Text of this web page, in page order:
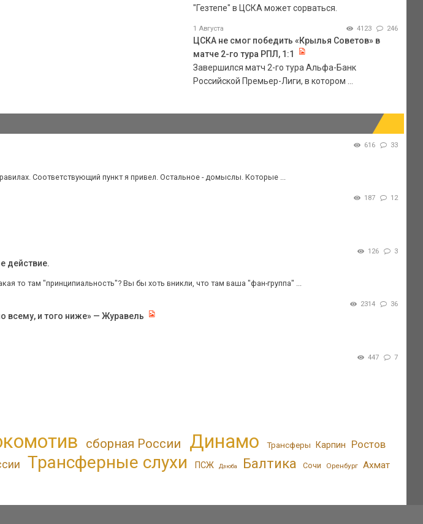
"Гезтепе" в ЦСКА может сорваться.
1 Августа 4123 246
ЦСКА не смог победить «Крылья Советов» в
матче 2-го тура РПЛ, 1:1
Завершился матч 2-го тура Альфа-Банк
Российской Премьер-Лиги, в котором ...
616 33
Соответствующий пункт я привел. Остальное - домыслы. Которые ...
187 12
126 3
действие.
то там "принципиальность"? Вы бы хоть вникли, что там ваша "фан-группа" ...
2314 36
всему, и того ниже» — Журавель
447 7
сборная России Динамо Трансферы Карпин Ростов
Трансферные слухи ПСЖ Дзюба Балтика Сочи Оренбург Ахмат